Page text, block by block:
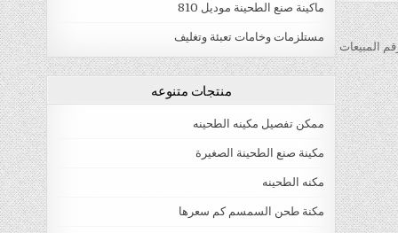
المبيعات
ماكينة صنع الطحينة موديل 810
مستلزمات وخامات تعبئة وتغليف
منتجات متنوعه
ممكن تفصيل مكينه الطحينه
مكينة صنع الطحينة الصغيرة
مكنه الطحينه
مكنة طحن السمسم كم سعرها